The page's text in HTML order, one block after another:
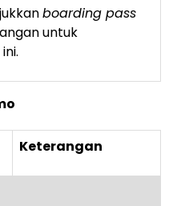
boarding pass
untuk
Keterangan